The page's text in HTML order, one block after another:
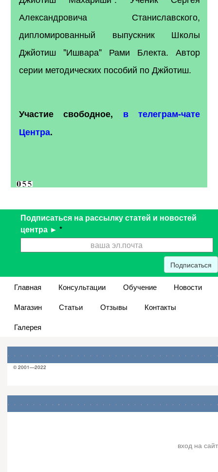
Александровича Станиславского,
дипломированный выпускник Школы
Джйотиш "Ишвара" Рами Блекта. Автор
серии методических пособий по Джйотиш.
Участие свободное, в телеграм-чате
Центра.
Подписаться на рассылку статей и новостей
центра ► *
Подписаться
Главная Консультации Обучение
Новости
Магазин
Статьи Отзывы
Контакты
Галерея
© 2001—2022
вход на сайт